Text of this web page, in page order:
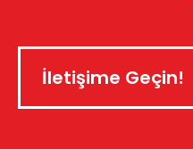
İletişime Geçin!